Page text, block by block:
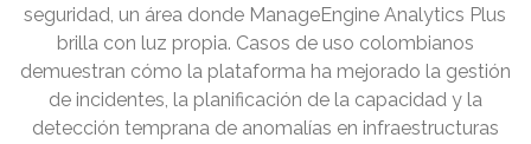
seguridad, un área donde ManageEngine Analytics Plus
brilla con luz propia. Casos de uso colombianos
demuestran cómo la plataforma ha mejorado la gestión
de incidentes, la planificación de la capacidad y la
detección temprana de anomalías en infraestructuras